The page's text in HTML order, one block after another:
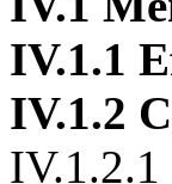
IV.1.1
IV.1.2
IV.1.2.1